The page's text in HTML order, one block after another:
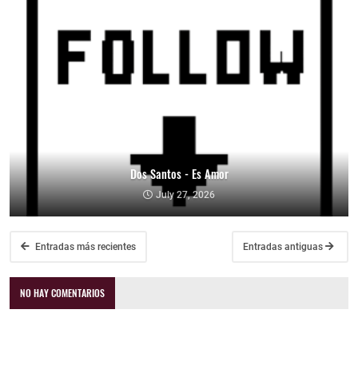
Dos Santos - Es Amor
July 27, 2026
Entradas más recientes Entradas antiguas
NO HAY COMENTARIOS